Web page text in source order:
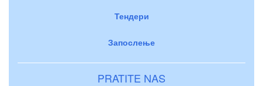
Тендери
Запослење
PRATITE NAS